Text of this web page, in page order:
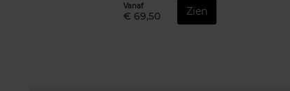
Vanaf
€ 69,50 Zien